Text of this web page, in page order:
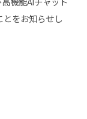
機能AIチャット
とをお知らせし